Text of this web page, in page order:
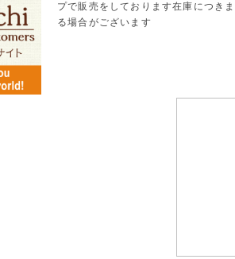
プで販売をしております在庫につき
る場合がございます